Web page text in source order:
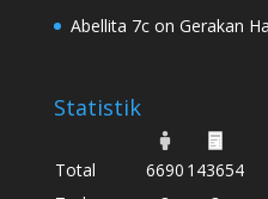
Abellita 7con Gerakan
Statistik
Total 6690 143654